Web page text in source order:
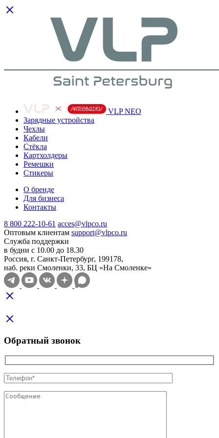
VLP NEO
Зарядные устройства
Чехлы
Кабели
Cтёкла
Картхолдеры
Ремешки
Стикеры
О бренде
Для бизнеса
Контакты
8 800 222-10-61 acces@vlpco.ru
Оптовым клиентам support@vlpco.ru
Служба поддержки
в будни с 10.00 до 18.30
Россия, г. Санкт-Петербург, 199178,
наб. реки Смоленки, 33, БЦ «На Смоленке»
Обратный звонок